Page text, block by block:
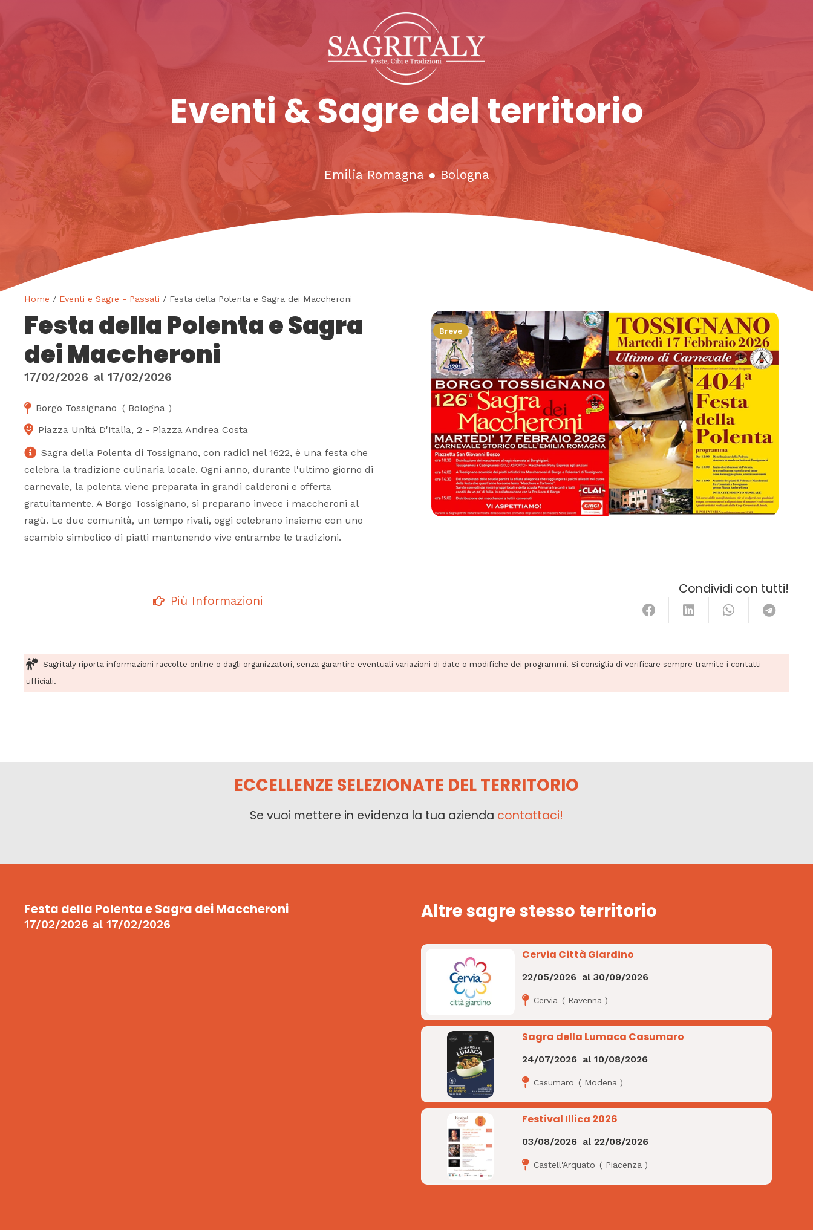
Eventi & Sagre del territorio
Emilia Romagna ● Bologna
Home / Eventi e Sagre - Passati / Festa della Polenta e Sagra dei Maccheroni
Festa della Polenta e Sagra
dei Maccheroni
17/02/2026 al 17/02/2026
Borgo Tossignano ( Bologna )
Piazza Unità D'Italia, 2 - Piazza Andrea Costa
Sagra della Polenta di Tossignano, con radici nel 1622, è una festa che
celebra la tradizione culinaria locale. Ogni anno, durante l'ultimo giorno di
carnevale, la polenta viene preparata in grandi calderoni e offerta
gratuitamente. A Borgo Tossignano, si preparano invece i maccheroni al
ragù. Le due comunità, un tempo rivali, oggi celebrano insieme con uno
scambio simbolico di piatti mantenendo vive entrambe le tradizioni.
Breve
Più Informazioni
Condividi con tutti!
Sagritaly riporta informazioni raccolte online o dagli organizzatori, senza garantire eventuali variazioni di date o modifiche dei programmi. Si consiglia di verificare sempre tramite i contatti
ufficiali.
ECCELLENZE SELEZIONATE DEL TERRITORIO
Se vuoi mettere in evidenza la tua azienda contattaci!
Festa della Polenta e Sagra dei Maccheroni
17/02/2026 al 17/02/2026
Altre sagre stesso territorio
Cervia Città Giardino
22/05/2026 al30/09/2026
Cervia ( Ravenna )
Sagra della Lumaca Casumaro
24/07/2026 al10/08/2026
Casumaro ( Modena )
Festival Illica 2026
03/08/2026 al22/08/2026
Castell'Arquato ( Piacenza )